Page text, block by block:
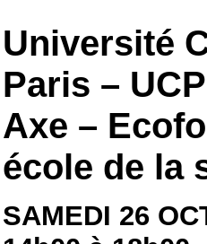
Université
Paris – UCP
Axe –
école de la
SAMEDI 26